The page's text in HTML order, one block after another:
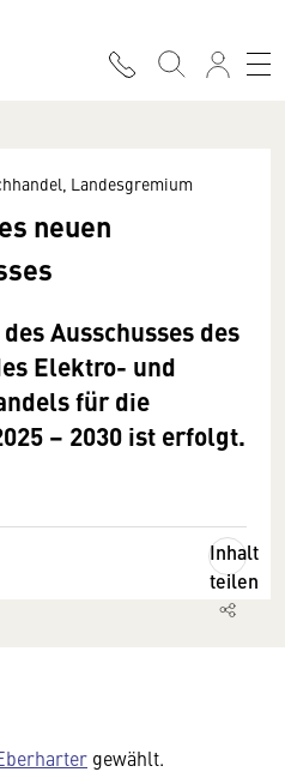
Landesgremium
neuen
Ausschusses des
Elektro- und
für die
– 2030 ist erfolgt.
Inhalt
teilen
gewählt.